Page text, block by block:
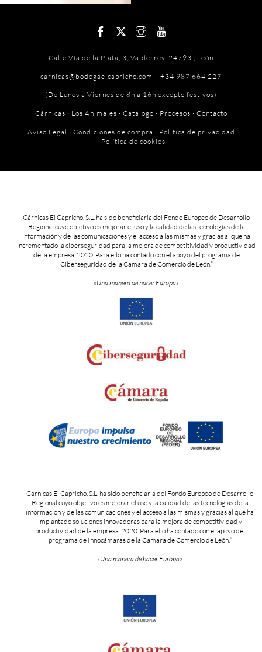
Calle Vía de la Plata, 3, Valderrey, 24793 , León
carnicas@bodegaelcapricho.com · +34 987 664 227
(De Lunes a Viernes de 8h a 16h excepto festivos)
Cárnicas · Los Animales · Catálogo · Procesos · Contacto
Aviso Legal · Condiciones de compra · Política de privacidad
· Política de cookies
Cárnicas El Capricho, S.L. ha sido beneficiaria del Fondo Europeo de Desarrollo
Regional cuyo objetivo es mejorar el uso y la calidad de las tecnologías de la
información y de las comunicaciones y el acceso a las mismas y gracias al que ha
incrementado la ciberseguridad para la mejora de competitividad y productividad
de la empresa. 2020. Para ello ha contado con el apoyo del programa de
Ciberseguridad de la Cámara de Comercio de León.”
«Una manera de hacer Europa»
Cárnicas El Capricho, S.L. ha sido beneficiaria del Fondo Europeo de Desarrollo
Regional cuyo objetivo es mejorar el uso y la calidad de las tecnologías de la
información y de las comunicaciones y el acceso a las mismas y gracias al que ha
implantado soluciones innovadoras para la mejora de competitividad y
productividad de la empresa. 2020. Para ello ha contado con el apoyo del
programa de Innocámaras de la Cámara de Comercio de León.”
«Una manera de hacer Europa»